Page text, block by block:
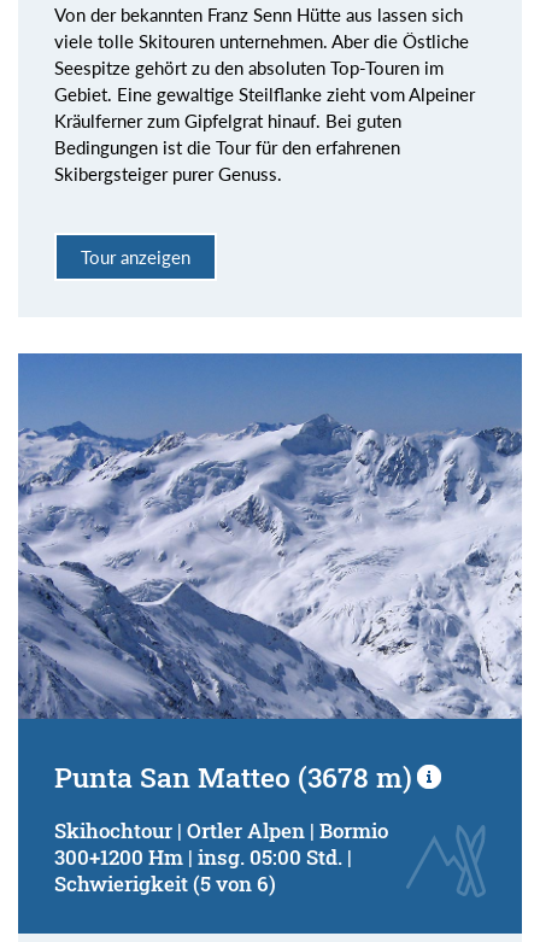
Von der bekannten Franz Senn Hütte aus lassen sich
viele tolle Skitouren unternehmen. Aber die Östliche
Seespitze gehört zu den absoluten Top-Touren im
Gebiet. Eine gewaltige Steilflanke zieht vom Alpeiner
Kräulferner zum Gipfelgrat hinauf. Bei guten
Bedingungen ist die Tour für den erfahrenen
Skibergsteiger purer Genuss.
Tour anzeigen
Punta San Matteo (3678 m)
Skihochtour | Ortler Alpen | Bormio
300+1200 Hm | insg. 05:00 Std. |
Schwierigkeit (5 von 6)